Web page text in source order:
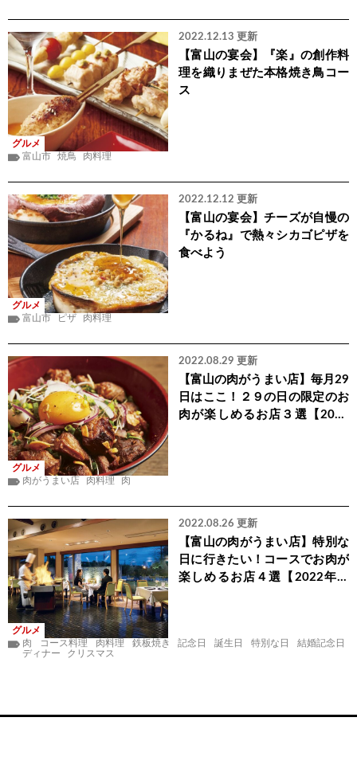
グルメ
2022.12.13 更新
【富山の宴会】『楽』の創作料
理を織りまぜた本格焼き鳥コー
ス
富山市 焼鳥 肉料理
グルメ
2022.12.12 更新
【富山の宴会】チーズが自慢の
『かるね』で熱々シカゴピザを
食べよう
富山市 ピザ 肉料理
グルメ
2022.08.29 更新
【富山の肉がうまい店】毎月29
日はここ！２９の日の限定のお
肉が楽しめるお店３選【2022
肉がうまい店 肉料理 肉
グルメ
2022.08.26 更新
【富山の肉がうまい店】特別な
日に行きたい！コースでお肉が
楽しめるお店４選【2022年最
肉 コース料理 肉料理 鉄板焼き 記念日 誕生日 特別な日
結婚記念日
ディナー
クリスマス